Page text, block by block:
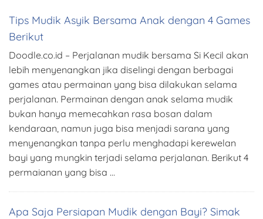
Tips Mudik Asyik Bersama Anak dengan 4 Games
Berikut
Doodle.co.id – Perjalanan mudik bersama Si Kecil akan
lebih menyenangkan jika diselingi dengan berbagai
games atau permainan yang bisa dilakukan selama
perjalanan. Permainan dengan anak selama mudik
bukan hanya memecahkan rasa bosan dalam
kendaraan, namun juga bisa menjadi sarana yang
menyenangkan tanpa perlu menghadapi kerewelan
bayi yang mungkin terjadi selama perjalanan. Berikut 4
permaianan yang bisa …
Apa Saja Persiapan Mudik dengan Bayi? Simak